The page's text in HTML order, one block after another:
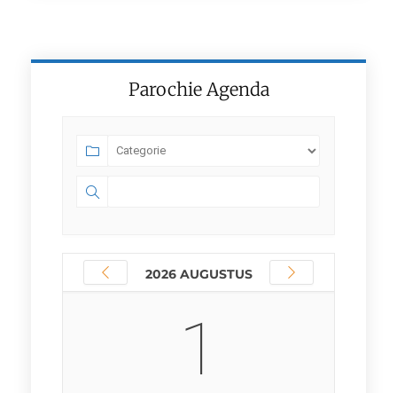
Parochie Agenda
2026 AUGUSTUS
1